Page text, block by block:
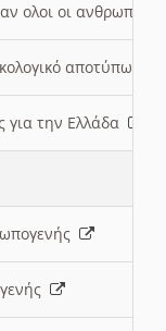
ολοι οι ανθρωποι
αποτύπωμα
για την Ελλάδα